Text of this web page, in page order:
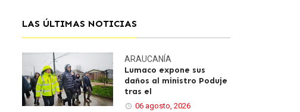
LAS ÚLTIMAS NOTICIAS
ARAUCANÍA
Lumaco expone sus
daños al ministro Poduje
tras el
06 agosto, 2026